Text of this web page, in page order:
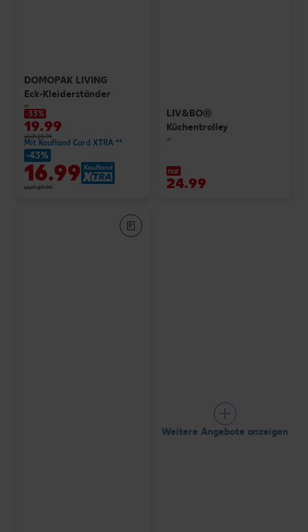
DOMOPAK LIVING
Eck-Kleiderständer
je
-33%
19.99
UVP 29.99
Mit Kaufland Card XTRA **
-43%
16.99
UVP 29.99
LIV&BO®
Küchentrolley
je
nur
24.99
Weitere Angebote anzeigen